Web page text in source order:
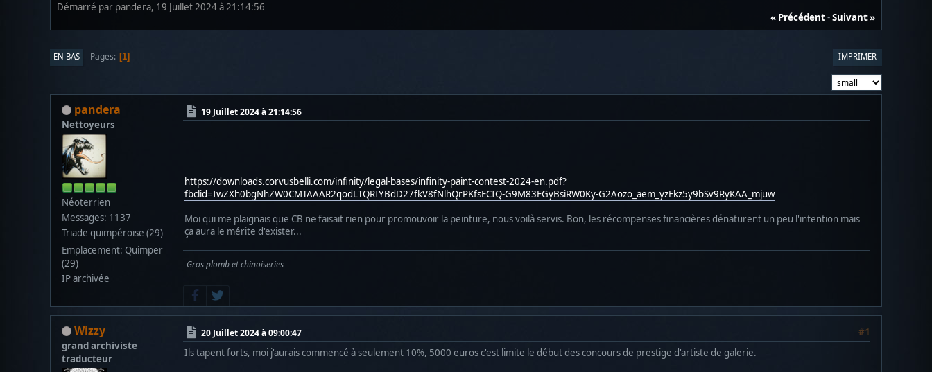
Démarré par pandera, 19 Juillet 2024 à 21:14:56
« Précédent-Suivant »
IMPRIMER
EN BAS Pages 1
pandera
Nettoyeurs
Néoterrien
Messages: 1137
Triade quimpéroise (29)
Emplacement: Quimper
(29)
IP archivée
19 Juillet 2024 à 21:14:56
https://downloads.corvusbelli.com/infinity/legal-bases/infinity-paint-contest-2024-en.pdf?
fbclid=IwZXh0bgNhZW0CMTAAAR2qodLTQRIYBdD27fkV8fNlhQrPKfsECIQ-G9M83FGyBsiRW0Ky-G2Aozo_aem_yzEkz5y9bSv9RyKAA_mjuw
Moi qui me plaignais que CB ne faisait rien pour promouvoir la peinture, nous voilà servis. Bon, les récompenses financières dénaturent un peu l'intention mais
ça aura le mérite d'exister...
Gros plomb et chinoiseries
Wizzy
grand archiviste
traducteur
20 Juillet 2024 à 09:00:47
#1
Ils tapent forts, moi j'aurais commencé à seulement 10%, 5000 euros c'est limite le début des concours de prestige d'artiste de galerie.